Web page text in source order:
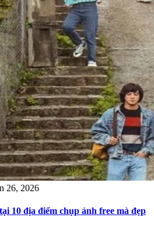
26, 2026
10 địa điểm chụp ảnh free mà đẹp